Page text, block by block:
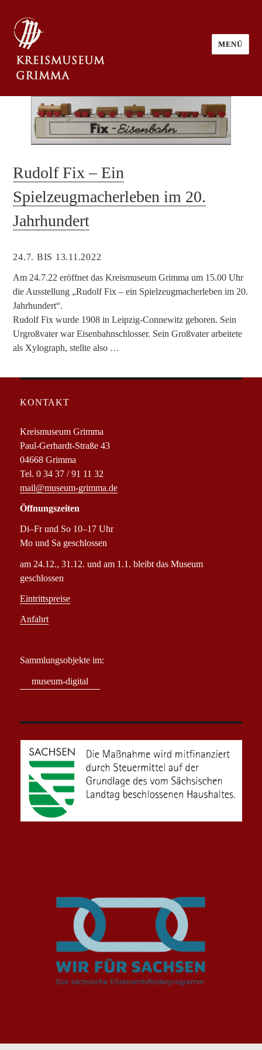
MENÜ
Rudolf Fix – Ein
Spielzeugmacherleben im 20.
Jahrhundert
24.7. BIS 13.11.2022
Am 24.7.22 eröffnet das Kreismuseum Grimma um 15.00 Uhr
die Ausstellung „Rudolf Fix – ein Spielzeugmacherleben im 20.
Jahrhundert“.
Rudolf Fix wurde 1908 in Leipzig-Connewitz geboren. Sein
Urgroßvater war Eisenbahnschlosser. Sein Großvater arbeitete
als Xylograph, stellte also …
KONTAKT
Kreismuseum Grimma
Paul-Gerhardt-Straße 43
04668 Grimma
Tel. 0 34 37 / 91 11 32
mail@museum-grimma.de
Öffnungszeiten
Di–Fr und So 10–17 Uhr
Mo und Sa geschlossen
am 24.12., 31.12. und am 1.1. bleibt das Museum
geschlossen
Eintrittspreise
Anfahrt
Sammlungsobjekte im:
museum-digital